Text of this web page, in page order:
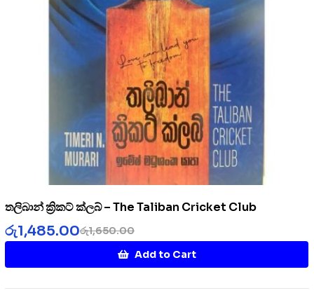
තලිබාන් ක්‍රිකට් ක්ලබ් – The Taliban Cricket Club
රු1,650.00
රු1,485.00
Add to Cart